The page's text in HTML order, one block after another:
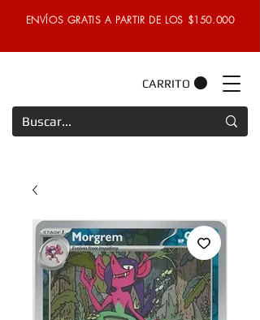
ENVÍOS GRATIS A PARTIR DE LOS $150.000
CARRITO